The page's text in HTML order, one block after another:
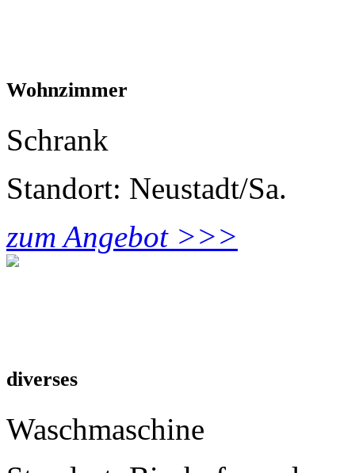
Wohnzimmer
Schrank
Standort: Neustadt/Sa.
zum Angebot >>>
diverses
Waschmaschine